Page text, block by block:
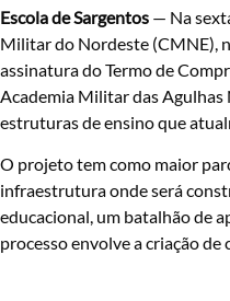
Escola de Sargentos — Na
Militar do Nordeste (CMNE),
assinatura do Termo de
Academia Militar das Agulhas
estruturas de ensino que
O projeto tem como maior
infraestrutura onde será
educacional, um batalhão de
processo envolve a criação